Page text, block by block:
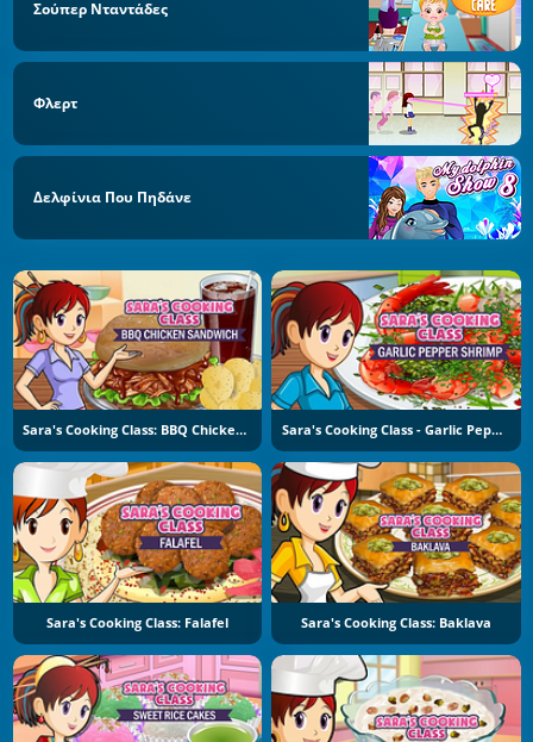
Σούπερ Νταντάδες
Φλερτ
Δελφίνια Που Πηδάνε
Sara's Cooking Class: BBQ Chicken Sandwich Sara's Cooking Class - Garlic Pepper Shrimp
Sara's Cooking Class: Falafel Sara's Cooking Class: Baklava